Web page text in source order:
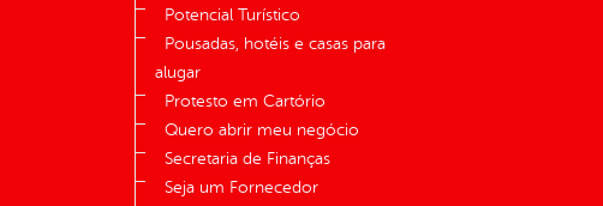
Potencial Turístico
Pousadas, hotéis e casas para
alugar
Protesto em Cartório
Quero abrir meu negócio
Secretaria de Finanças
Seja um Fornecedor